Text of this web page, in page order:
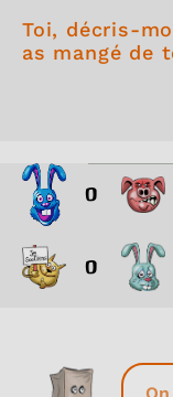
Toi, décris-
as mangé de
0
0